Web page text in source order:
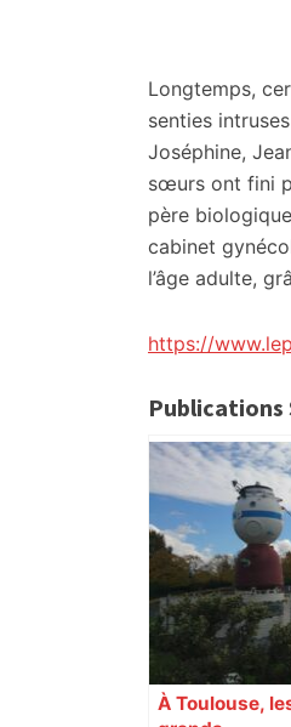
divers
et
initiatives
citoyennes
Longtemps,
senties
Joséphine,
sœurs ont fini
père
cabinet
l’âge adulte,
https://
Publications
À Toulouse,